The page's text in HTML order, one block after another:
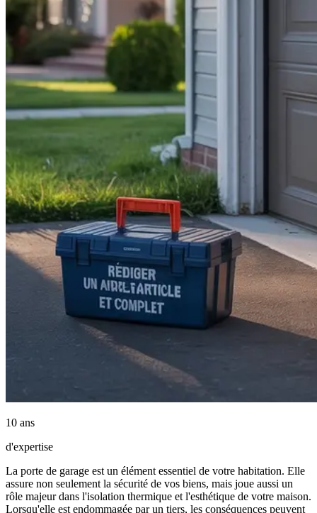
10 ans
d'expertise
La porte de garage est un élément essentiel de votre habitation. Elle
assure non seulement la sécurité de vos biens, mais joue aussi un
rôle majeur dans l'isolation thermique et l'esthétique de votre maison.
Lorsqu'elle est endommagée par un tiers, les conséquences peuvent